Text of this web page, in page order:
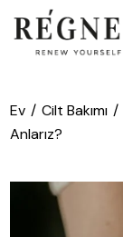
atla
Ev Cilt Bakımı
Anlarız?